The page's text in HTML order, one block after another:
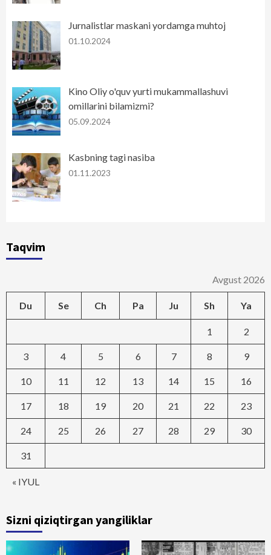
Jurnalistlar maskani yordamga muhtoj
01.10.2024
Kino Oliy o'quv yurti mukammallashuvi
omillarini bilamizmi?
05.09.2024
Kasbning tagi nasiba
01.11.2023
Taqvim
Avgust 2026
Du Se Ch Pa Ju Sh Ya
« IYUL
1 2
3 4 5 6 7 8 9
10 11 12 13 14 15 16
17 18 19 20 21 22 23
24 25 26 27 28 29 30
31
Sizni qiziqtirgan yangiliklar